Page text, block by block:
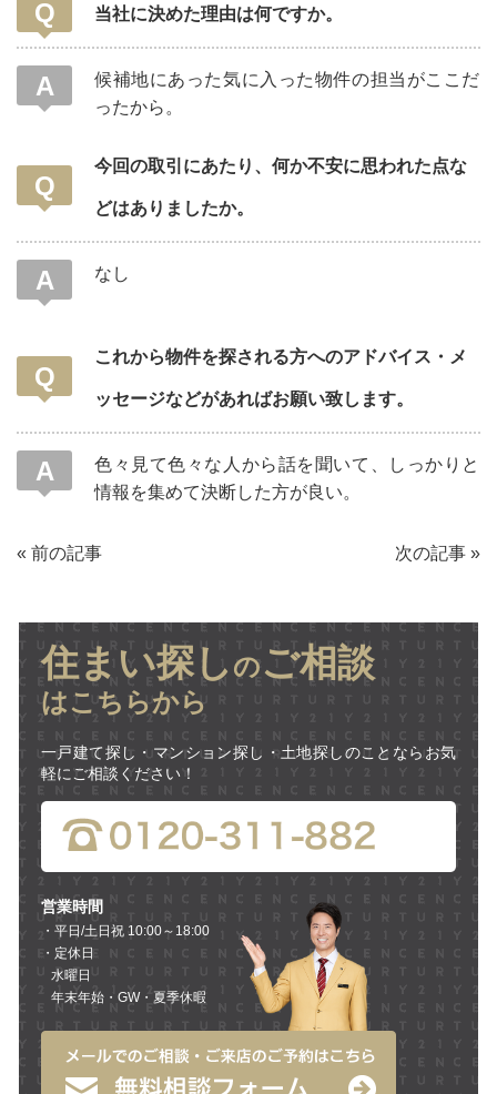
当社に決めた理由は何ですか。
候補地にあった気に入った物件の担当がここだ
ったから。
今回の取引にあたり、何か不安に思われた点な
どはありましたか。
なし
これから物件を探される方へのアドバイス・メ
ッセージなどがあればお願い致します。
色々見て色々な人から話を聞いて、しっかりと
情報を集めて決断した方が良い。
« 前の記事 次の記事 »
住まい探し のご相談
はこちらから
一戸建て探し・マンション探し・土地探しのことならお気
軽にご相談ください！
営業時間
・平日/土日祝 10:00～18:00
・定休日
水曜日
年末年始・GW・夏季休暇